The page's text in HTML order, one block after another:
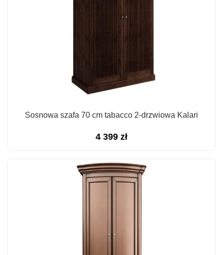
Sosnowa szafa 70 cm tabacco 2-drzwiowa Kalari
4 399 zł